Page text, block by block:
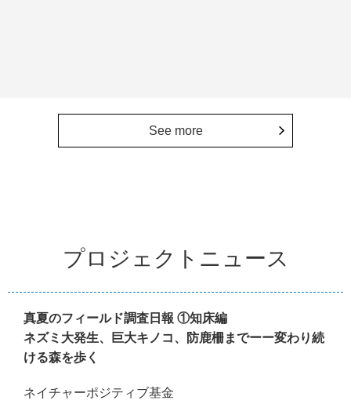
See more
プロジェクトニュース
真夏のフィールド調査日報 ①知床編
ネズミ大発生、巨大キノコ、防鹿柵までーー変わり続
ける森を歩く
ネイチャーポジティブ基金